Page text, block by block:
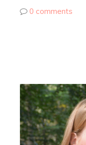
0 comments